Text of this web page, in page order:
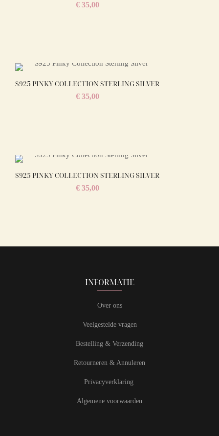
€35,00
S925 PINKY COLLECTION STERLING SILVER
€35,00
S925 PINKY COLLECTION STERLING SILVER
€35,00
INFORMATIE
Over ons
Veelgestelde vragen
Bestelling & Verzending
Retourneren & Annuleren
Privacyverklaring
Algemene voorwaarden